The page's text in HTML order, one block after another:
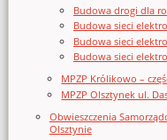
Budowa drogi dla
Budowa sieci
Budowa sieci
Budowa sieci
MPZP Królikowo –
MPZP Olsztynek ul.
Obwieszczenia
Olsztynie